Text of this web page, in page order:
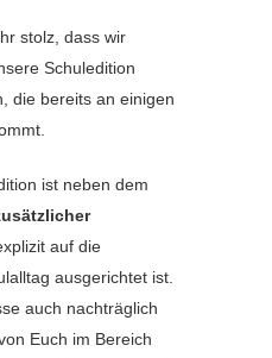
stolz, dass wir
Schuledition
die bereits an einigen
ist neben dem
auf die
ausgerichtet ist.
auch nachträglich
Euch im Bereich